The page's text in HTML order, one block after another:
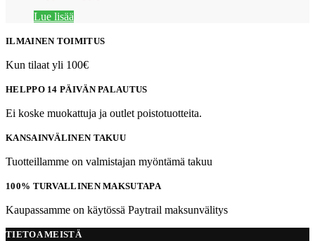
Lue lisää
ILMAINEN TOIMITUS
Kun tilaat yli 100€
HELPPO 14 PÄIVÄN PALAUTUS
Ei koske muokattuja ja outlet poistotuotteita.
KANSAINVÄLINEN TAKUU
Tuotteillamme on valmistajan myöntämä takuu
100% TURVALLINEN MAKSUTAPA
Kaupassamme on käytössä Paytrail maksunvälitys
TIETOA MEISTÄ